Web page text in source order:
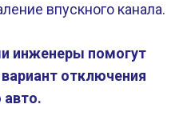
впускного канала.
инженеры помогут
отключения
авто.